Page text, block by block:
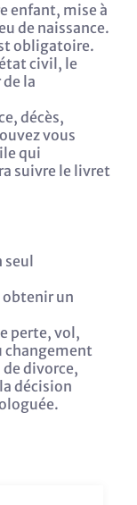
enfant, mise à
de naissance.
obligatoire.
civil, le
la
décès,
vous
qui
suivre le livret
seul
obtenir un
perte, vol,
changement
de divorce,
décision